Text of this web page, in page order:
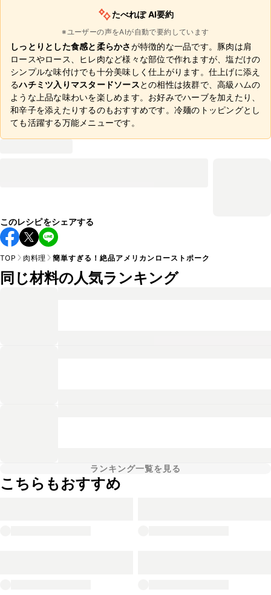
たべれぽ AI要約
※ユーザーの声をAIが自動で要約しています
しっとりとした食感と柔らかさが特徴的な一品です。豚肉は肩
ロースやロース、ヒレ肉など様々な部位で作れますが、塩だけの
シンプルな味付けでも十分美味しく仕上がります。仕上げに添え
るハチミツ入りマスタードソースとの相性は抜群で、高級ハムの
ような上品な味わいを楽しめます。お好みでハーブを加えたり、
和辛子を添えたりするのもおすすめです。冷麺のトッピングとし
ても活躍する万能メニューです。
このレシピをシェアする
TOP 肉料理 簡単すぎる！絶品アメリカンローストポーク
同じ材料の人気ランキング
ランキング一覧を見る
こちらもおすすめ